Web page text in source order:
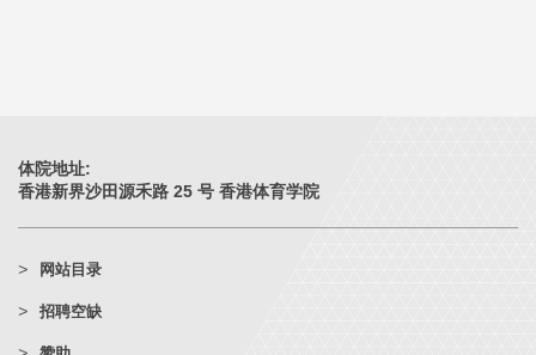
体院地址:
香港新界沙田源禾路 25 号 香港体育学院
网站目录
招聘空缺